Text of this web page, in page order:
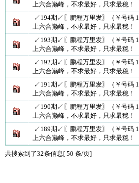
上六合巅峰，不求最好，只求最稳！
↙194期↙〖鹏程万里发〗（￥号码
上六合巅峰，不求最好，只求最稳！
↙193期↙〖鹏程万里发〗（￥号码
上六合巅峰，不求最好，只求最稳！
↙192期↙〖鹏程万里发〗（￥号码
上六合巅峰，不求最好，只求最稳！
↙191期↙〖鹏程万里发〗（￥号码
上六合巅峰，不求最好，只求最稳！
↙190期↙〖鹏程万里发〗（￥号码
上六合巅峰，不求最好，只求最稳！
↙189期↙〖鹏程万里发〗（￥号码
上六合巅峰，不求最好，只求最稳！
共搜索到了32条信息[ 50 条/页]